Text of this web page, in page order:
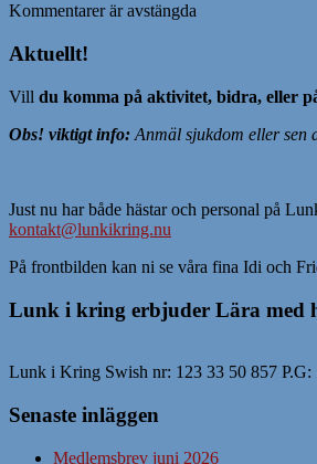
Kommentarer är avstängda
Aktuellt!
Vill du komma på aktivitet, bidra, eller
Obs! viktigt info: Anmäl sjukdom eller
Just nu har både hästar och personal på
kontakt@lunkikring.nu
På frontbilden kan ni se våra fina Idi och
Lunk i kring erbjuder Lära med
Lunk i Kring Swish nr: 123 33 50 857 P.G:
Senaste inläggen
Medlemsbrev juni 2026